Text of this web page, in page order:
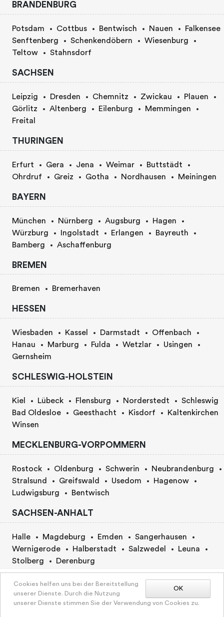
Preis nach Vereinbarung
BUCHUNGSANFRAGE
BRANDENBURG
Potsdam Cottbus Bentwisch Nauen
Falkensee
Senftenberg
Schenkendöbern
Wiesenburg
Teltow
Stahnsdorf
SACHSEN
Leipzig Dresden Chemnitz Zwickau
Plauen
Görlitz
Altenberg Eilenburg
Memmingen
Freital
THURINGEN
Erfurt Gera Jena Weimar
Buttstädt
Ohrdruf
Greiz Gotha Nordhausen Meiningen
BAYERN
München Nürnberg Augsburg
Hagen
Würzburg
Ingolstadt Erlangen
Bayreuth
Bamberg
Aschaffenburg
BREMEN
Bremen Bremerhaven
HESSEN
Wiesbaden Kassel Darmstadt
Offenbach
Hanau
Marburg Fulda Wetzlar
Usingen
Gernsheim
SCHLESWIG-HOLSTEIN
Kiel Lübeck Flensburg Norderstedt
Schleswig
Bad Oldesloe
Geesthacht Kisdorf
Kaltenkirchen
Winsen
MECKLENBURG-VORPOMMERN
Rostock Oldenburg Schwerin
Neubrandenburg
Stralsund
Greifswald Usedom
Hagenow
Ludwigsburg
Bentwisch
SACHSEN-ANHALT
Halle Magdeburg Emden
Sangerhausen
Wernigerode
Halberstadt Salzwedel
Leuna
Stolberg
Derenburg
BERLIN
Berlin
OK
Cookies helfen uns bei der Bereitstellung
unserer Dienste. Durch die Nutzung
unserer Dienste stimmen Sie der Verwendung von Cookies zu.